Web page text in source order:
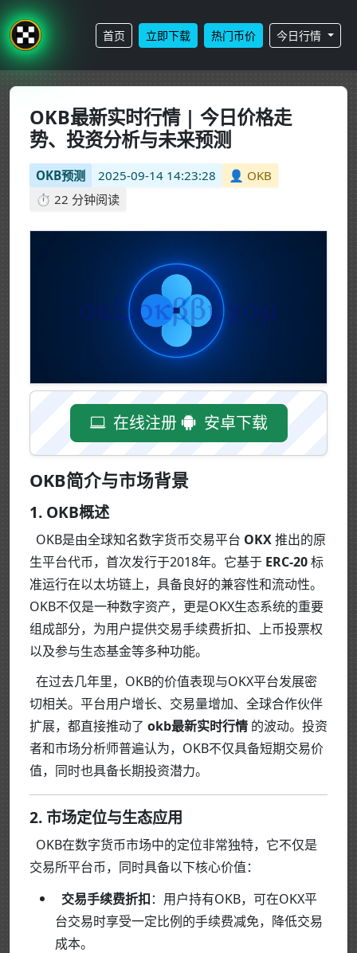
首页 立即下载 热门币价 今日行情
OKB最新实时行情 | 今日价格走
势、投资分析与未来预测
OKB预测 2025-09-14 14:23:28
👤 OKB
⏱️ 22 分钟阅读
在线注册 安卓下载
OKB简介与市场背景
1. OKB概述
OKB是由全球知名数字货币交易平台 OKX推出的原
生平台代币，首次发行于2018年。它基于 ERC-20标
准运行在以太坊链上，具备良好的兼容性和流动性。
OKB不仅是一种数字资产，更是OKX生态系统的重要
组成部分，为用户提供交易手续费折扣、上币投票权
以及参与生态基金等多种功能。
在过去几年里，OKB的价值表现与OKX平台发展密
切相关。平台用户增长、交易量增加、全球合作伙伴
扩展，都直接推动了 okb最新实时行情 的波动。投资
者和市场分析师普遍认为，OKB不仅具备短期交易价
值，同时也具备长期投资潜力。
2. 市场定位与生态应用
OKB在数字货币市场中的定位非常独特，它不仅是
交易所平台币，同时具备以下核心价值：
交易手续费折扣：用户持有OKB，可在OKX平
台交易时享受一定比例的手续费减免，降低交易
成本。